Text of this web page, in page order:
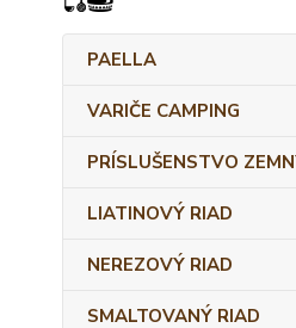
PAELLA
VARIČE CAMPING
PRÍSLUŠENSTVO
LIATINOVÝ RIAD
NEREZOVÝ RIAD
SMALTOVANÝ RIAD